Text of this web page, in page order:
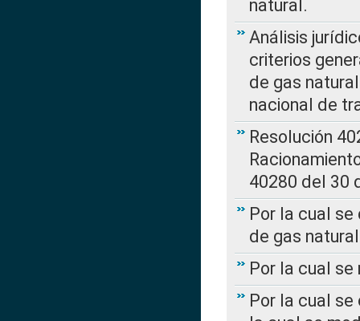
natural.
Análisis
criterios
de gas
nacional de
Resolución
40280 del 30
Por la cual
de gas natural
Por la cual se
Por la cual se